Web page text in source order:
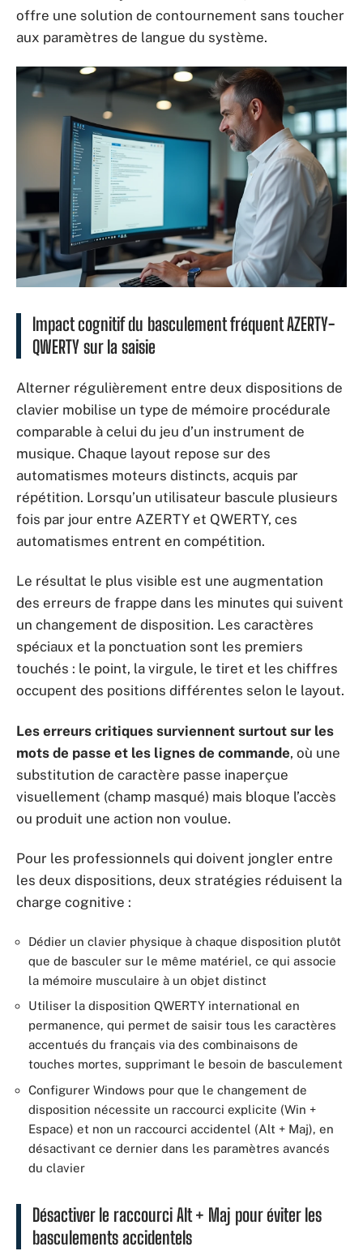
offre une solution de contournement sans toucher
aux paramètres de langue du système.
Impact cognitif du basculement fréquent AZERTY-
QWERTY sur la saisie
Alterner régulièrement entre deux dispositions de
clavier mobilise un type de mémoire procédurale
comparable à celui du jeu d’un instrument de
musique. Chaque layout repose sur des
automatismes moteurs distincts, acquis par
répétition. Lorsqu’un utilisateur bascule plusieurs
fois par jour entre AZERTY et QWERTY, ces
automatismes entrent en compétition.
Le résultat le plus visible est une augmentation
des erreurs de frappe dans les minutes qui suivent
un changement de disposition. Les caractères
spéciaux et la ponctuation sont les premiers
touchés : le point, la virgule, le tiret et les chiffres
occupent des positions différentes selon le layout.
Les erreurs critiques surviennent surtout sur les
mots de passe et les lignes de commande, où une
substitution de caractère passe inaperçue
visuellement (champ masqué) mais bloque l’accès
ou produit une action non voulue.
Pour les professionnels qui doivent jongler entre
les deux dispositions, deux stratégies réduisent la
charge cognitive :
Dédier un clavier physique à chaque disposition plutôt
que de basculer sur le même matériel, ce qui associe
la mémoire musculaire à un objet distinct
Utiliser la disposition QWERTY international en
permanence, qui permet de saisir tous les caractères
accentués du français via des combinaisons de
touches mortes, supprimant le besoin de basculement
Configurer Windows pour que le changement de
disposition nécessite un raccourci explicite (Win +
Espace) et non un raccourci accidentel (Alt + Maj), en
désactivant ce dernier dans les paramètres avancés
du clavier
Désactiver le raccourci Alt + Maj pour éviter les
basculements accidentels